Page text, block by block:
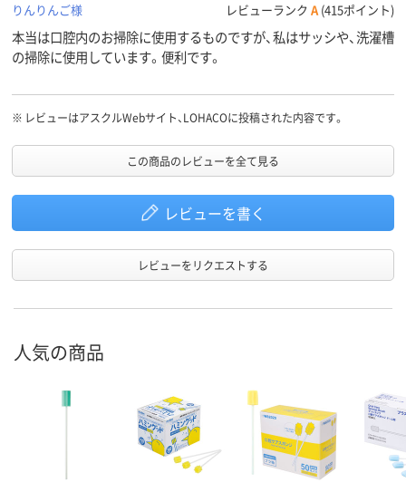
りんりんご様
レビューランク A (415ポイント)
本当は口腔内のお掃除に使用するものですが、私はサッシや、洗濯槽
の掃除に使用しています。便利です。
※ レビューはアスクルWebサイト、LOHACOに投稿された内容です。
この商品のレビューを全て見る
レビューを書く
レビューをリクエストする
人気の商品